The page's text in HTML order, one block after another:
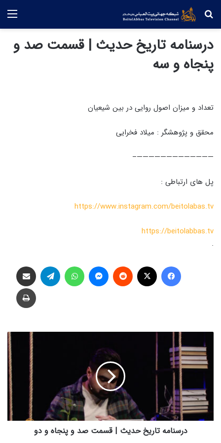
جستجو
درسنامه تاریخ حدیث | قسمت صد و
پنجاه و سه
تعداد و میزان اصول روایی در بین شیعیان
محقق و پژوهشگر : میلاد فخرایی
—————————————–
پل های ارتباطی :
https://www.instagram.com/beitolabas.tv
https://beitolabbas.tv
.
فیس بوک
‫رددیت
د
ا
درسنامه تاریخ حدیث | قسمت صد و پنجاه و دو